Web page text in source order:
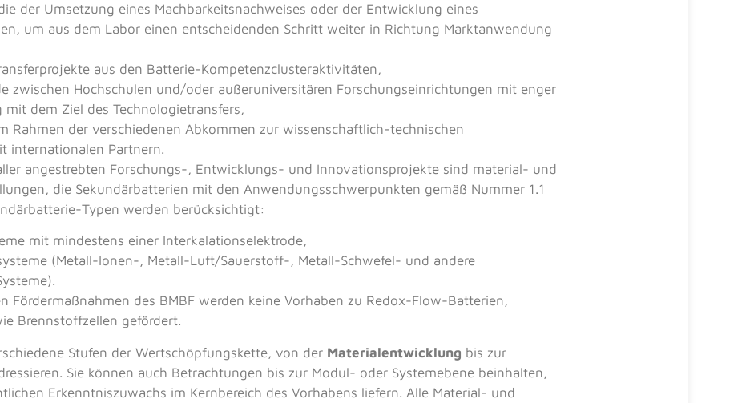
der Umsetzung eines Machbarkeitsnachweises oder der Entwicklung eines
um aus dem Labor einen entscheidenden Schritt weiter in Richtung Marktanwendung
aus den Batterie-Kompetenzclusteraktivitäten,
zwischen Hochschulen und/oder außeruniversitären Forschungseinrichtungen mit enger
dem Ziel des Technologietransfers,
Rahmen der verschiedenen Abkommen zur wissenschaftlich-technischen
internationalen Partnern.
angestrebten Forschungs-, Entwicklungs- und Innovationsprojekte sind material- und
die Sekundärbatterien mit den Anwendungsschwerpunkten gemäß Nummer 1.1
Typen werden berücksichtigt:
mit mindestens einer Interkalationselektrode,
(Metall-Ionen-, Metall-Luft/Sauerstoff-, Metall-Schwefel- und andere
Fördermaßnahmen des BMBF werden keine Vorhaben zu Redox-Flow-Batterien,
Brennstoffzellen gefördert.
Stufen der Wertschöpfungskette, von der Materialentwicklung bis zur
Sie können auch Betrachtungen bis zur Modul- oder Systemebene beinhalten,
Erkenntniszuwachs im Kernbereich des Vorhabens liefern. Alle Material- und